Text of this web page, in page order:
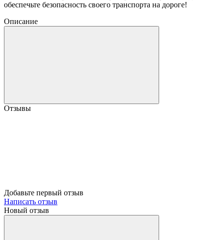
обеспечьте безопасность своего транспорта на дороге!
Описание
Отзывы
Добавьте первый отзыв
Написать отзыв
Новый отзыв